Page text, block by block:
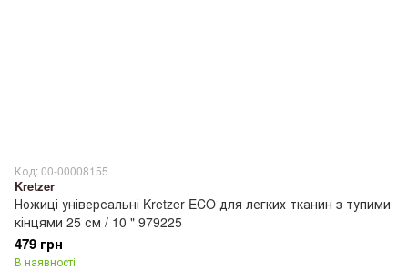
Код: 00-00008155
Kretzer
Ножиці універсальні Kretzer ECO для легких тканин з тупими
кінцями 25 см / 10 " 979225
479 грн
В наявності